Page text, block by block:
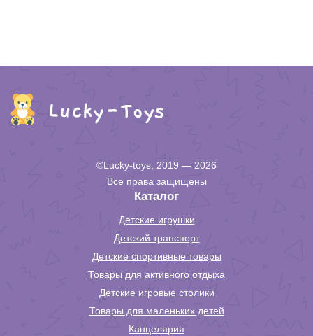
©Lucky-toys, 2019 — 2026
Все права защищены
Каталог
Детские игрушки
Детский транспорт
Детские спортивные товары
Товары для активного отдыха
Детские игровые столики
Товары для маленьких детей
Канцелярия